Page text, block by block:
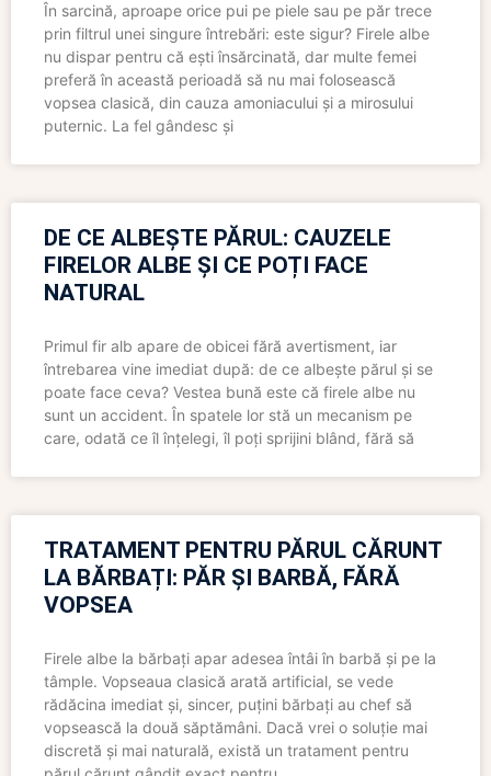
În sarcină, aproape orice pui pe piele sau pe păr trece
prin filtrul unei singure întrebări: este sigur? Firele albe
nu dispar pentru că ești însărcinată, dar multe femei
preferă în această perioadă să nu mai folosească
vopsea clasică, din cauza amoniacului și a mirosului
puternic. La fel gândesc și
DE CE ALBEȘTE PĂRUL: CAUZELE
FIRELOR ALBE ȘI CE POȚI FACE
NATURAL
Primul fir alb apare de obicei fără avertisment, iar
întrebarea vine imediat după: de ce albește părul și se
poate face ceva? Vestea bună este că firele albe nu
sunt un accident. În spatele lor stă un mecanism pe
care, odată ce îl înțelegi, îl poți sprijini blând, fără să
TRATAMENT PENTRU PĂRUL CĂRUNT
LA BĂRBAȚI: PĂR ȘI BARBĂ, FĂRĂ
VOPSEA
Firele albe la bărbați apar adesea întâi în barbă și pe la
tâmple. Vopseaua clasică arată artificial, se vede
rădăcina imediat și, sincer, puțini bărbați au chef să
vopsească la două săptămâni. Dacă vrei o soluție mai
discretă și mai naturală, există un tratament pentru